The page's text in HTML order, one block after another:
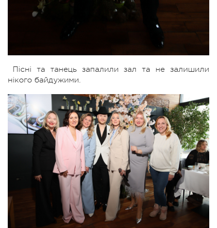
Пісні та танець запалили зал та не залишили
нікого байдужими.